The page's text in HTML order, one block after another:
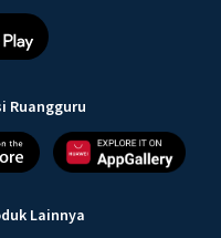
Ruangguru
Lainnya